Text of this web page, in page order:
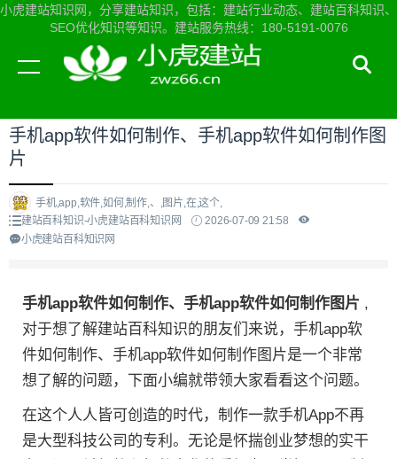
小虎建站知识网，分享建站知识，包括：建站行业动态、建站百科知识、
SEO优化知识等知识。建站服务热线：180-5191-0076
当前位置：小虎建站知识网首页>建站百科知识
手机app软件如何制作、手机app软件如何制作图
片
手机,app,软件,如何,制作,、,图片,在,这个,
建站百科知识-小虎建站百科知识网
2026-07-09 21:58
小虎建站百科知识网
手机app软件如何制作、手机app软件如何制作图片 ,
对于想了解建站百科知识的朋友们来说，手机app软
件如何制作、手机app软件如何制作图片是一个非常
想了解的问题，下面小编就带领大家看看这个问题。
在这个人人皆可创造的时代，制作一款手机App不再
是大型科技公司的专利。无论是怀揣创业梦想的实干